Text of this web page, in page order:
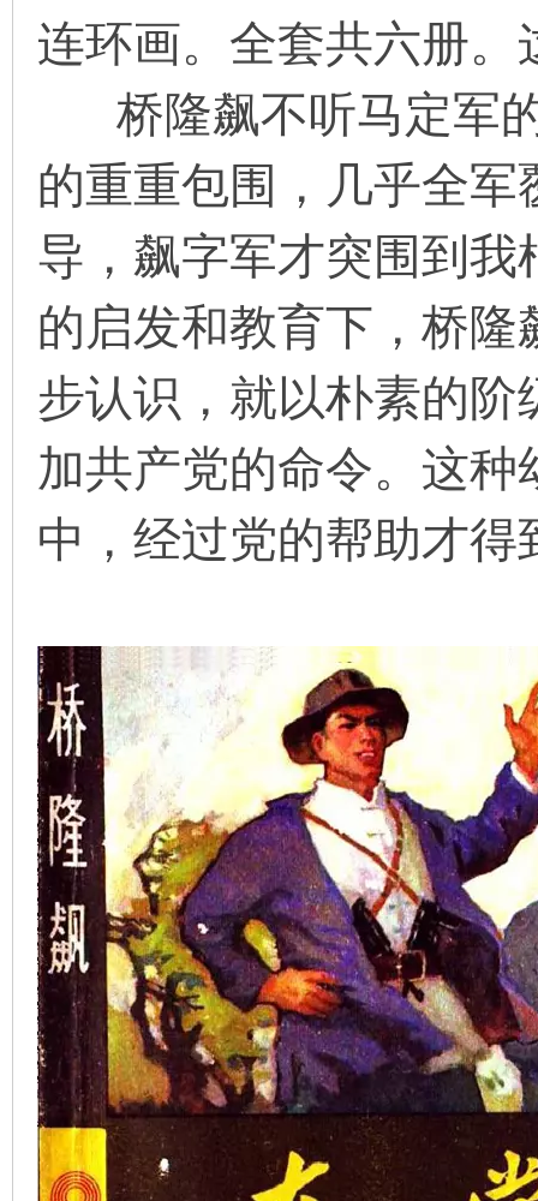
连环画。全套共六册。
桥隆飙不听马定军
的重重包围，几乎全
导，飙字军才突围到
的启发和教育下，桥
步认识，就以朴素的
加共产党的命令。这
中，经过党的帮助才得